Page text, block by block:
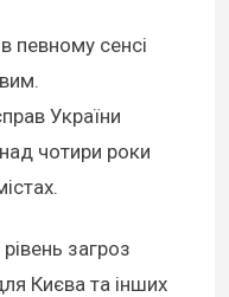
певному сенсі
України
чотири роки
загроз
Києва та інших